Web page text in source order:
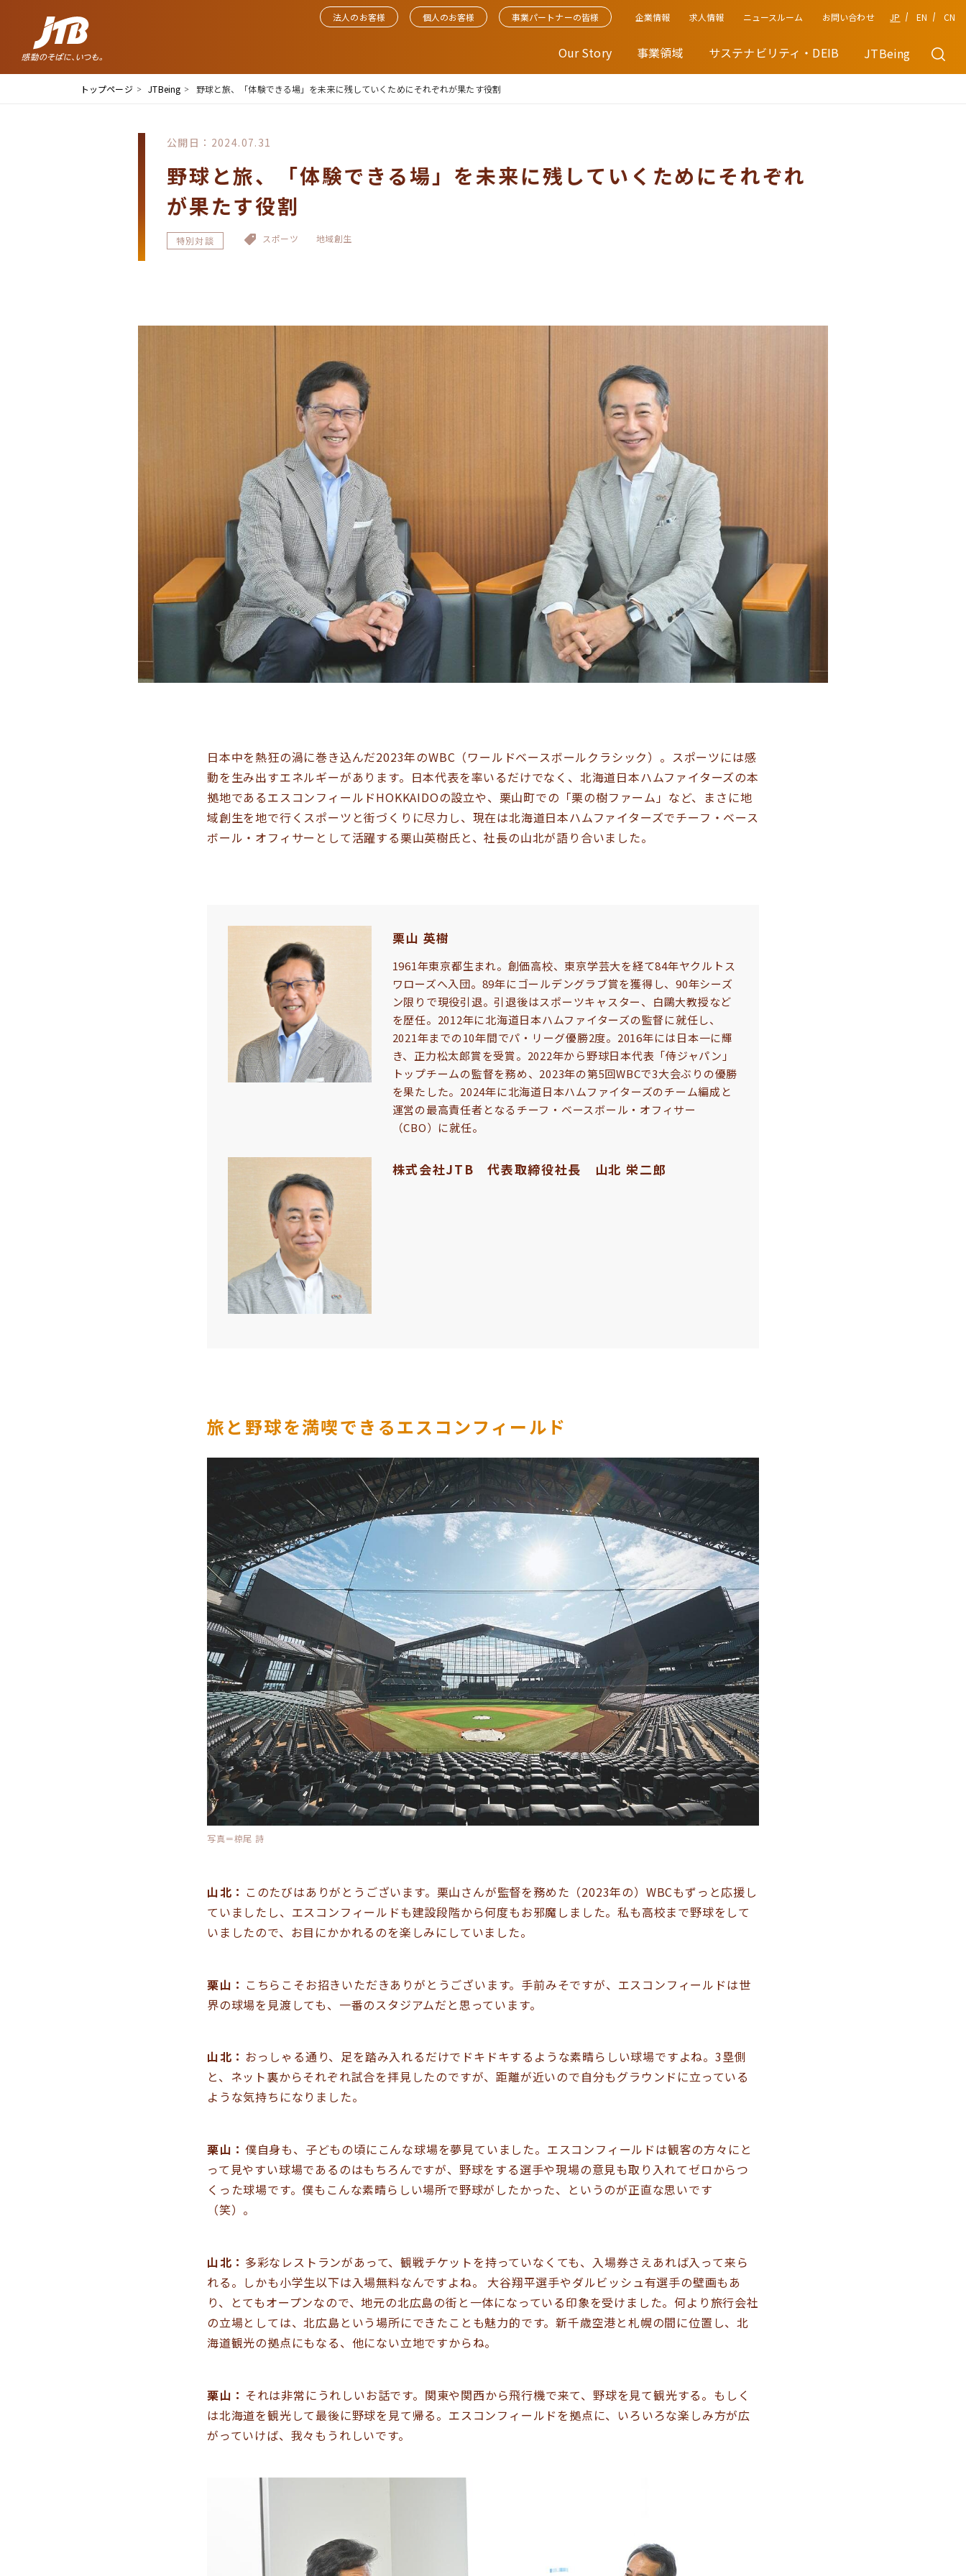
法人のお客様 個人のお客様 事業パートナーの皆様
Our Story 事業領域 サステナビリティ・DEIB JTBeing
企業情報 求人情報 ニュースルーム お問い合わせ JP EN CN
トップページ JTBeing 野球と旅、「体験できる場」を未来に残していくためにそれぞれが果たす役割
公開日：2024.07.31
野球と旅、「体験できる場」を未来に残していくためにそれぞれ
が果たす役割
特別対談 スポーツ 地域創生
日本中を熱狂の渦に巻き込んだ2023年のWBC（ワールドベースボールクラシック）。スポーツには感
動を生み出すエネルギーがあります。日本代表を率いるだけでなく、北海道日本ハムファイターズの本
拠地であるエスコンフィールドHOKKAIDOの設立や、栗山町での「栗の樹ファーム」など、まさに地
域創生を地で行くスポーツと街づくりに尽力し、現在は北海道日本ハムファイターズでチーフ・ベース
ボール・オフィサーとして活躍する栗山英樹氏と、社長の山北が語り合いました。
栗山 英樹
1961年東京都生まれ。創価高校、東京学芸大を経て84年ヤクルトス
ワローズへ入団。89年にゴールデングラブ賞を獲得し、90年シーズ
ン限りで現役引退。引退後はスポーツキャスター、白鷗大教授など
を歴任。2012年に北海道日本ハムファイターズの監督に就任し、
2021年までの10年間でパ・リーグ優勝2度。2016年には日本一に輝
き、正力松太郎賞を受賞。2022年から野球日本代表「侍ジャパン」
トップチームの監督を務め、2023年の第5回WBCで3大会ぶりの優勝
を果たした。2024年に北海道日本ハムファイターズのチーム編成と
運営の最高責任者となるチーフ・ベースボール・オフィサー
（CBO）に就任。
株式会社JTB 代表取締役社長 山北 栄二郎
旅と野球を満喫できるエスコンフィールド
写真＝椋尾 詩
山北： このたびはありがとうございます。栗山さんが監督を務めた（2023年の）WBCもずっと応援し
ていましたし、エスコンフィールドも建設段階から何度もお邪魔しました。私も高校まで野球をして
いましたので、お目にかかれるのを楽しみにしていました。
栗山： こちらこそお招きいただきありがとうございます。手前みそですが、エスコンフィールドは世
界の球場を見渡しても、一番のスタジアムだと思っています。
山北： おっしゃる通り、足を踏み入れるだけでドキドキするような素晴らしい球場ですよね。3塁側
と、ネット裏からそれぞれ試合を拝見したのですが、距離が近いので自分もグラウンドに立っている
ような気持ちになりました。
栗山： 僕自身も、子どもの頃にこんな球場を夢見ていました。エスコンフィールドは観客の方々にと
って見やすい球場であるのはもちろんですが、野球をする選手や現場の意見も取り入れてゼロからつ
くった球場です。僕もこんな素晴らしい場所で野球がしたかった、というのが正直な思いです
（笑）。
山北： 多彩なレストランがあって、観戦チケットを持っていなくても、入場券さえあれば入って来ら
れる。しかも小学生以下は入場無料なんですよね。 大谷翔平選手やダルビッシュ有選手の壁画もあ
り、とてもオープンなので、地元の北広島の街と一体になっている印象を受けました。何より旅行会社
の立場としては、北広島という場所にできたことも魅力的です。新千歳空港と札幌の間に位置し、北
海道観光の拠点にもなる、他にない立地ですからね。
栗山： それは非常にうれしいお話です。関東や関西から飛行機で来て、野球を見て観光する。もしく
は北海道を観光して最後に野球を見て帰る。エスコンフィールドを拠点に、いろいろな楽しみ方が広
がっていけば、我々もうれしいです。